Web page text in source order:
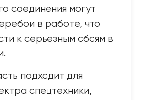
соединения могут
в работе, что
к серьезным сбоям в
подходит для
спецтехники,